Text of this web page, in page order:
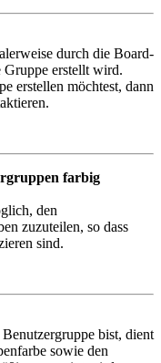
durch die Board-
erstellt wird.
erstellen möchtest, dann
farbig
den
zuzuteilen, so dass
sind.
bist, dient
sowie den